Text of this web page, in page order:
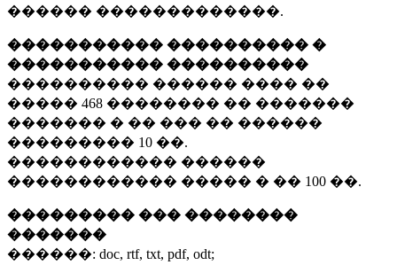
������ �������������.
����������� ���������� �
����������� ����������
���������� ������ ���� ��
����� 468 �������� �� �������
������� � �� ��� �� ������
��������� 10 ��.
������������ ������
������������ ����� � �� 100 ��.
��������� ��� ��������
�������
������: doc, rtf, txt, pdf, odt;